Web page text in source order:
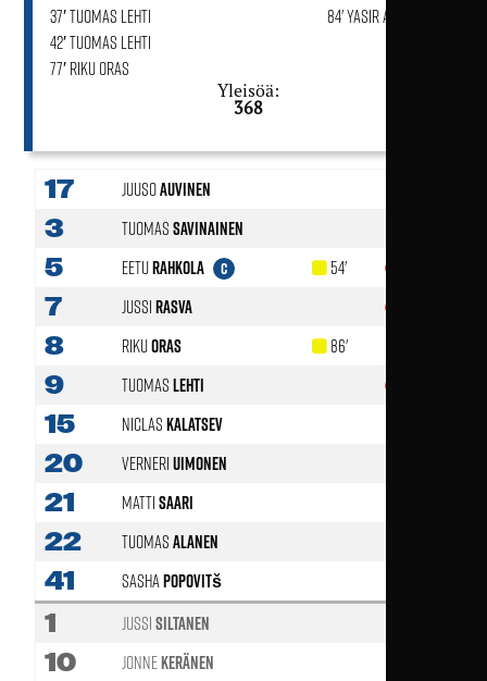
37′ Tuomas Lehti
42′ Tuomas Lehti
77′ Riku Oras
84' Yasir Al-Darraji
Yleisöä:
368
17 JuusoAuvinen
3 TuomasSavinainen
5 EetuRahkola C 54'
7 JussiRasva
8 RikuOras 86'
9 TuomasLehti
15 NiclasKalatsev
20 VerneriUimonen
21 MattiSaari
22 TuomasAlanen
41 SashaPopovitš
1 JussiSiltanen
10 JonneKeränen